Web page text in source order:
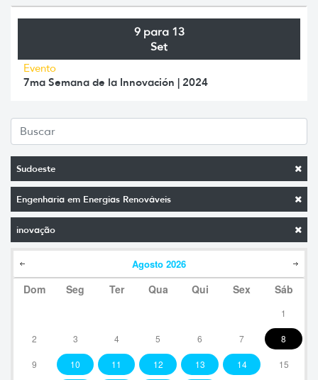
Sudoeste
Engenharia em Energias Renováveis
inovação
Agosto 2026
Dom Seg Ter Qua Qui Sex Sáb
1
2 3 4 5 6 7 8
9 10 11 12 13 14 15
9 para 13
Set
Evento
7ma Semana de la Innovación | 2024